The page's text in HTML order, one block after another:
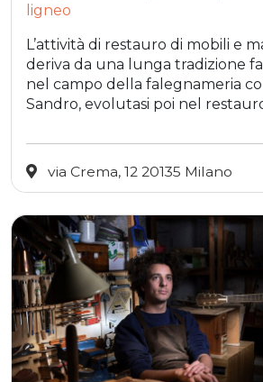
ligneo
L’attività di restauro di mobili e
deriva da una lunga tradizione
nel campo della falegnameria
Sandro, evolutasi poi nel
via Crema, 12 20135 Milano